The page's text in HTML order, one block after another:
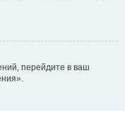
перейдите в ваш